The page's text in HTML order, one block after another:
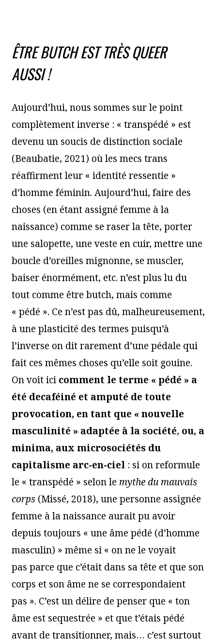
ÊTRE BUTCH EST TRÈS QUEER
AUSSI !
Aujourd’hui, nous sommes sur le point
complètement inverse : « transpédé » est
devenu un soucis de distinction sociale
(Beaubatie, 2021) où les mecs trans
réaffirment leur « identité ressentie »
d’homme féminin. Aujourd’hui, faire des
choses (en étant assigné femme à la
naissance) comme se raser la tête, porter
une salopette, une veste en cuir, mettre une
boucle d’oreilles mignonne, se muscler,
baiser énormément, etc. n’est plus lu du
tout comme être butch, mais comme
« pédé ». Ce n’est pas dû, malheureusement,
à une plasticité des termes puisqu’à
l’inverse on dit rarement d’une pédale qui
fait ces mêmes choses qu’elle soit gouine.
On voit ici comment le terme « pédé » a
été decaféiné et amputé de toute
provocation, en tant que « nouvelle
masculinité » adaptée à la société, ou, a
minima, aux microsociétés du
capitalisme arc-en-ciel : si on reformule
le « transpédé » selon le mythe du mauvais
corps (Missé, 2018), une personne assignée
femme à la naissance aurait pu avoir
depuis toujours « une âme pédé (d’homme
masculin) » même si « on ne le voyait
pas parce que c’était dans sa tête et que son
corps et son âme ne se correspondaient
pas ». C’est un délire de penser que « ton
âme est sequestrée » et que t’étais pédé
avant de transitionner, mais… c’est surtout